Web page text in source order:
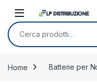
Cerca:
Home Batterie per